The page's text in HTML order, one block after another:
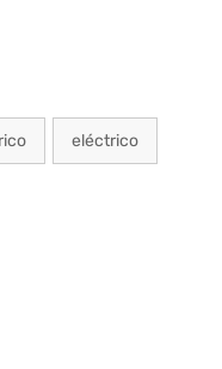
eléctrico